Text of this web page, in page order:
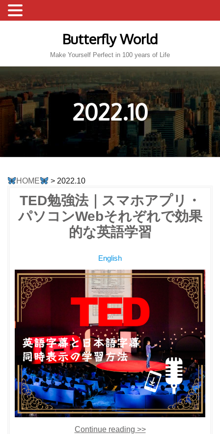
Butterfly World
Make Yourself Perfect in 100 years of Life
2022.10
HOME > 2022.10
TED勉強法｜スマホアプリ・
パソコンWebそれぞれで効果
的な英語学習
English
Continue reading >>